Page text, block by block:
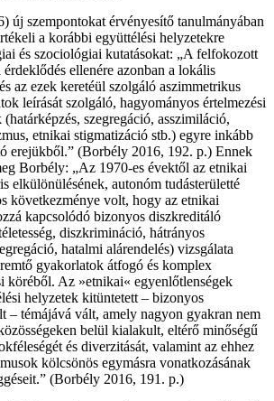
új szempontokat érvényesítő tanulmányában
a korábbi együttélési helyzetekre
és szociológiai kutatásokat: „A felfokozott
érdeklődés ellenére azonban a lokális
az ezek keretéül szolgáló aszimmetrikus
leírását szolgáló, hagyományos értelmezési
szegregáció, asszimiláció,
etnikai stigmatizáció stb.) egyre inkább
erejükből.” (Borbély 2016, 192. p.) Ennek
Borbély: „Az 1970-es évektől az etnikai
elkülönülésének, autonóm tudásterületté
következménye volt, hogy az etnikai
kapcsolódó bizonyos diszkreditáló
diszkrimináció, hátrányos
hatalmi alárendelés) vizsgálata
gyakorlatok átfogó és komplex
köréből. Az »etnikai« egyenlőtlenségek
helyzetek kitüntetett – bizonyos
– témájává vált, amely nagyon gyakran nem
belül kialakult, eltérő minőségű
és diverzitását, valamint az ehhez
kölcsönös egymásra vonatkozásának
(Borbély 2016, 191. p.)